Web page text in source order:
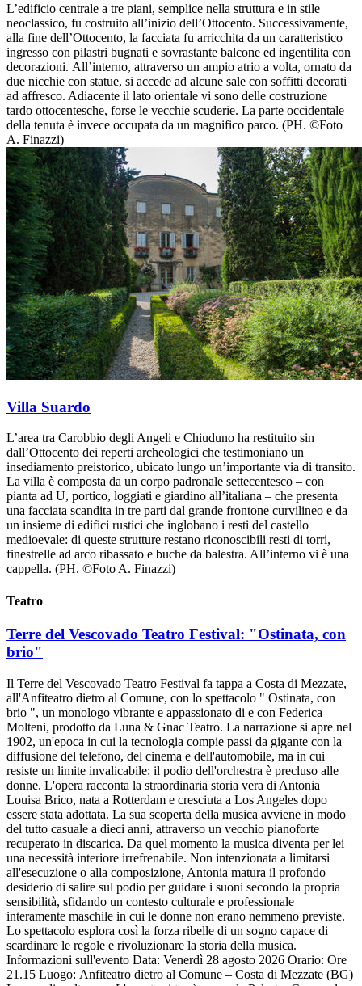
L’edificio centrale a tre piani, semplice nella struttura e in stile
neoclassico, fu costruito all’inizio dell’Ottocento. Successivamente,
alla fine dell’Ottocento, la facciata fu arricchita da un caratteristico
ingresso con pilastri bugnati e sovrastante balcone ed ingentilita con
decorazioni. All’interno, attraverso un ampio atrio a volta, ornato da
due nicchie con statue, si accede ad alcune sale con soffitti decorati
ad affresco. Adiacente il lato orientale vi sono delle costruzione
tardo ottocentesche, forse le vecchie scuderie. La parte occidentale
della tenuta è invece occupata da un magnifico parco. (PH. ©Foto
A. Finazzi)
Villa Suardo
L’area tra Carobbio degli Angeli e Chiuduno ha restituito sin
dall’Ottocento dei reperti archeologici che testimoniano un
insediamento preistorico, ubicato lungo un’importante via di transito.
La villa è composta da un corpo padronale settecentesco – con
pianta ad U, portico, loggiati e giardino all’italiana – che presenta
una facciata scandita in tre parti dal grande frontone curvilineo e da
un insieme di edifici rustici che inglobano i resti del castello
medioevale: di queste strutture restano riconoscibili resti di torri,
finestrelle ad arco ribassato e buche da balestra. All’interno vi è una
cappella. (PH. ©Foto A. Finazzi)
Teatro
Terre del Vescovado Teatro Festival: "Ostinata, con
brio"
Il Terre del Vescovado Teatro Festival fa tappa a Costa di Mezzate,
all'Anfiteatro dietro al Comune, con lo spettacolo " Ostinata, con
brio ", un monologo vibrante e appassionato di e con Federica
Molteni, prodotto da Luna & Gnac Teatro. La narrazione si apre nel
1902, un'epoca in cui la tecnologia compie passi da gigante con la
diffusione del telefono, del cinema e dell'automobile, ma in cui
resiste un limite invalicabile: il podio dell'orchestra è precluso alle
donne. L'opera racconta la straordinaria storia vera di Antonia
Louisa Brico, nata a Rotterdam e cresciuta a Los Angeles dopo
essere stata adottata. La sua scoperta della musica avviene in modo
del tutto casuale a dieci anni, attraverso un vecchio pianoforte
recuperato in discarica. Da quel momento la musica diventa per lei
una necessità interiore irrefrenabile. Non intenzionata a limitarsi
all'esecuzione o alla composizione, Antonia matura il profondo
desiderio di salire sul podio per guidare i suoni secondo la propria
sensibilità, sfidando un contesto culturale e professionale
interamente maschile in cui le donne non erano nemmeno previste.
Lo spettacolo esplora così la forza ribelle di un sogno capace di
scardinare le regole e rivoluzionare la storia della musica.
Informazioni sull'evento Data: Venerdì 28 agosto 2026 Orario: Ore
21.15 Luogo: Anfiteatro dietro al Comune – Costa di Mezzate (BG)